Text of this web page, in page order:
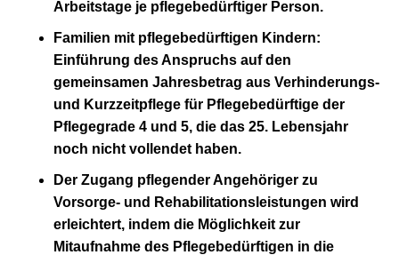
Arbeitstage je pflegebedürftiger Person.
Familien mit pflegebedürftigen Kindern:
Einführung des Anspruchs auf den
gemeinsamen Jahresbetrag aus Verhinderungs-
und Kurzzeitpflege für Pflegebedürftige der
Pflegegrade 4 und 5, die das 25. Lebensjahr
noch nicht vollendet haben.
Der Zugang pflegender Angehöriger zu
Vorsorge- und Rehabilitationsleistungen wird
erleichtert, indem die Möglichkeit zur
Mitaufnahme des Pflegebedürftigen in die